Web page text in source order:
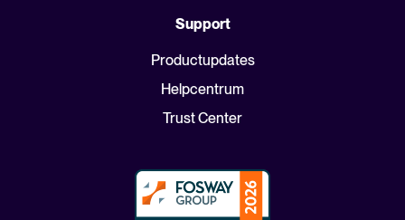
Support
Productupdates
Helpcentrum
Trust Center